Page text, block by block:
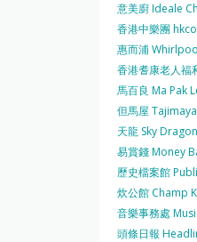
意美廚 Ideale
香港中樂團 hkco
惠而浦
香港耆康老人福
馬百良 Ma Pak
但馬屋 Tajimaya
天龍 Sky Dragon
易賞錢 Money
歷史檔案館
炊公館 Champ
音樂事務處
頭條日報